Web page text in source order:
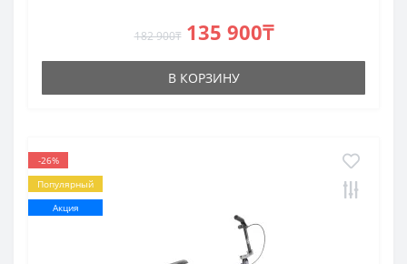
182 900₸ 135 900₸
В КОРЗИНУ
-26%
Популярный
Акция